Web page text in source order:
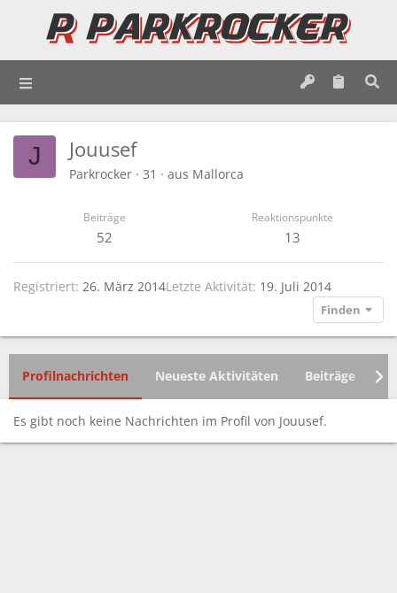
J Jouusef
Parkrocker · 31 · aus Mallorca
Beiträge
52
Reaktionspunkte
13
Registriert 26. März 2014Letzte Aktivität 19. Juli 2014
Finden
Profilnachrichten Neueste Aktivitäten Beiträge
Es gibt noch keine Nachrichten im Profil von Jouusef.